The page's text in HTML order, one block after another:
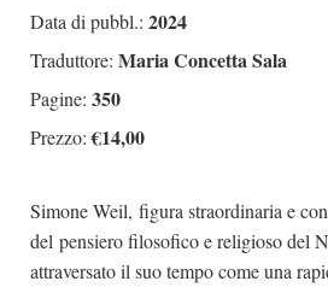
Data di pubbl.: 2024
Traduttore: Maria Concetta Sala
Pagine: 350
Prezzo:€14,00
Simone Weil, figura straordinaria e
del pensiero filosofico e religioso del
attraversato il suo tempo come una